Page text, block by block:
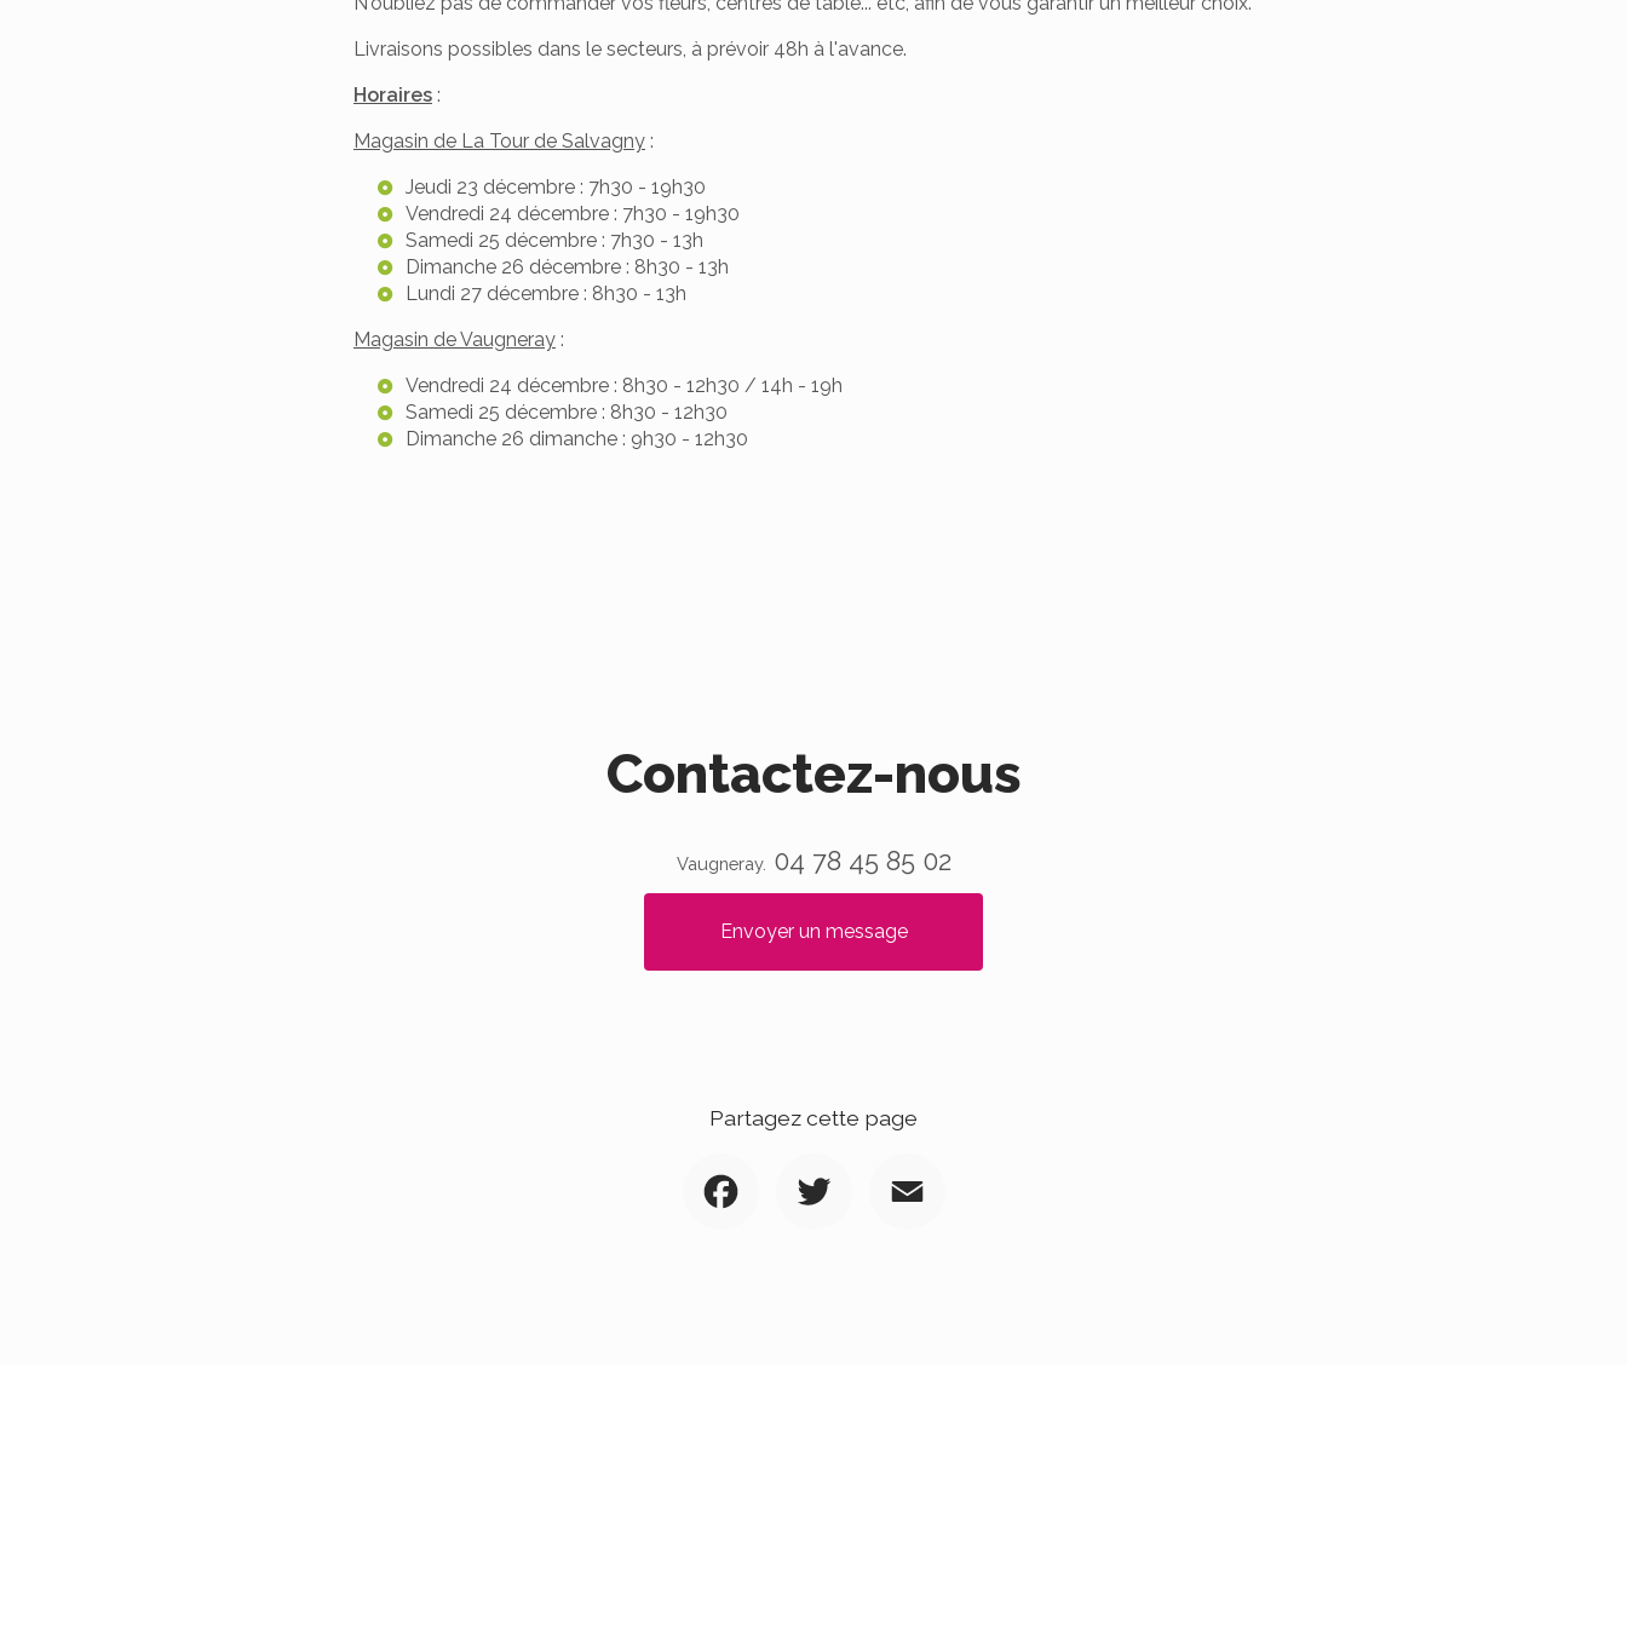
Livraisons possibles dans le secteurs, à prévoir 48h à l'avance.
Horaires :
Magasin de La Tour de Salvagny :
Jeudi 23 décembre : 7h30 - 19h30
Vendredi 24 décembre : 7h30 - 19h30
Samedi 25 décembre : 7h30 - 13h
Dimanche 26 décembre : 8h30 - 13h
Lundi 27 décembre : 8h30 - 13h
Magasin de Vaugneray :
Vendredi 24 décembre : 8h30 - 12h30 / 14h - 19h
Samedi 25 décembre : 8h30 - 12h30
Dimanche 26 dimanche : 9h30 - 12h30
Contactez-nous
Vaugneray. 04 78 45 85 02
Envoyer un message
Partagez cette page